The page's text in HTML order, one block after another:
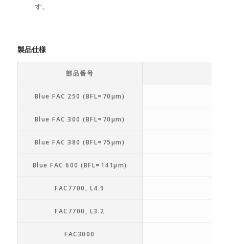
す。
製品仕様
部品番号
Blue FAC 250 (BFL=70µm)
Blue FAC 300 (BFL=70µm)
Blue FAC 380 (BFL=75µm)
Blue FAC 600 (BFL=141µm)
FAC7700, L4.9
FAC7700, L3.2
FAC3000